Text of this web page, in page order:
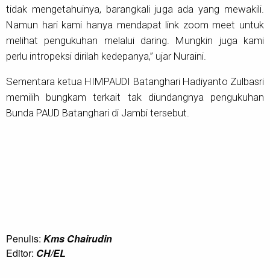
tidak mengetahuinya, barangkali juga ada yang mewakili.
Namun hari kami hanya mendapat link zoom meet untuk
melihat pengukuhan melalui daring. Mungkin juga kami
perlu intropeksi dirilah kedepanya,” ujar Nuraini.
Sementara ketua HIMPAUDI Batanghari Hadiyanto Zulbasri
memilih bungkam terkait tak diundangnya pengukuhan
Bunda PAUD Batanghari di Jambi tersebut.
Penulis: Kms Chairudin
Editor: CH/EL